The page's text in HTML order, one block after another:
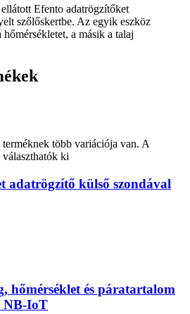
Efento adatrögzítőket
szőlőskertbe. Az egyik eszköz
a másik a talaj
terméknek több variációja van. A
ki
adatrögzítő külső szondával
hőmérséklet és páratartalom
NB-IoT